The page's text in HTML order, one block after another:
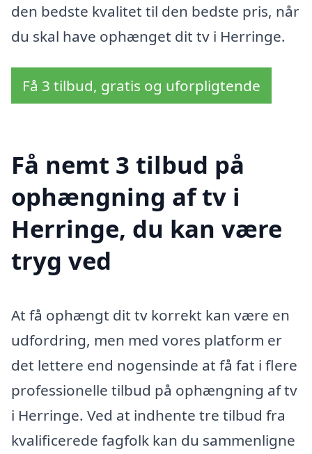
den bedste kvalitet til den bedste pris, når
du skal have ophænget dit tv i Herringe.
Få 3 tilbud, gratis og uforpligtende
Få nemt 3 tilbud på
ophængning af tv i
Herringe, du kan være
tryg ved
At få ophængt dit tv korrekt kan være en
udfordring, men med vores platform er
det lettere end nogensinde at få fat i flere
professionelle tilbud på ophængning af tv
i Herringe. Ved at indhente tre tilbud fra
kvalificerede fagfolk kan du sammenligne